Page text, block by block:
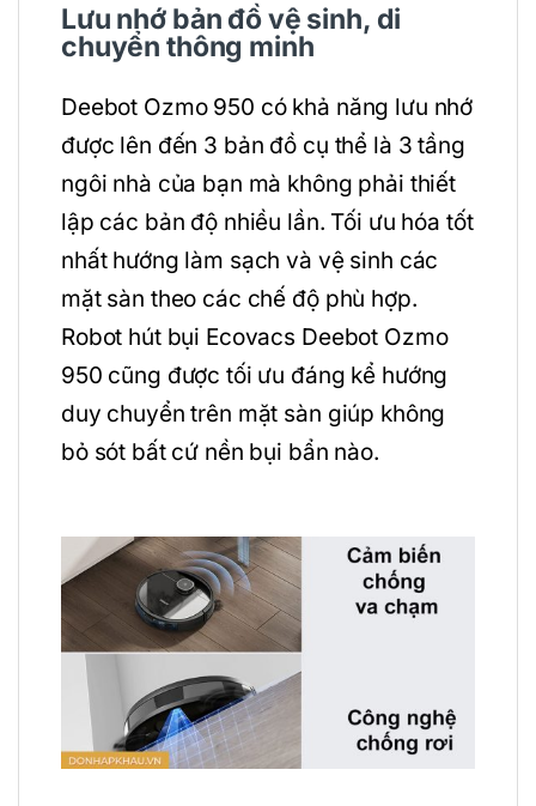
Lưu nhớ bản đồ vệ sinh, di
chuyển thông minh
Deebot Ozmo 950 có khả năng lưu nhớ
được lên đến 3 bản đồ cụ thể là 3 tầng
ngôi nhà của bạn mà không phải thiết
lập các bản độ nhiều lần. Tối ưu hóa tốt
nhất hướng làm sạch và vệ sinh các
mặt sàn theo các chế độ phù hợp.
Robot hút bụi Ecovacs Deebot Ozmo
950 cũng được tối ưu đáng kể hướng
duy chuyển trên mặt sàn giúp không
bỏ sót bất cứ nền bụi bẩn nào.